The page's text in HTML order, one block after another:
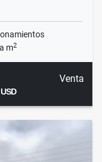
m2
Venta
USD